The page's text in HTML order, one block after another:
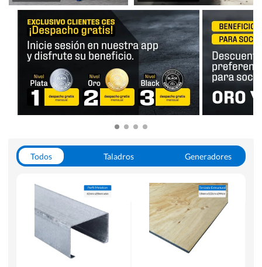
Todos Taladros
Generadores
Herramientas Manuales
Sierras Circulares